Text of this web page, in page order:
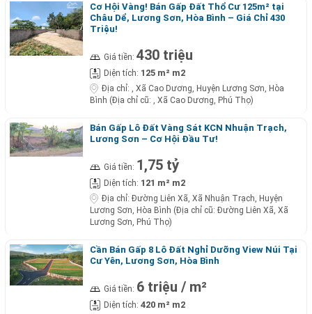
Cơ Hội Vàng! Bán Gấp Đất Thổ Cư 125m² tại
Châu Dể, Lương Sơn, Hòa Bình – Giá Chỉ 430
Triệu!
Giá tiền: 430 triệu
Diện tích: 125 m² m2
Địa chỉ:
, Xã Cao Dương, Huyện Lương Sơn, Hòa
Bình (Địa chỉ cũ: , Xã Cao Dương, Phú Thọ)
Bán Gấp Lô Đất Vàng Sát KCN Nhuận Trạch,
Lương Sơn – Cơ Hội Đầu Tư!
Giá tiền: 1,75 tỷ
Diện tích: 121 m² m2
Địa chỉ: Đường Liên Xã, Xã Nhuận Trạch, Huyện
Lương Sơn, Hòa Bình (Địa chỉ cũ: Đường Liên Xã, Xã
Lương Sơn, Phú Thọ)
Cần Bán Gấp 8 Lô Đất Nghỉ Dưỡng View Núi Tại
Cư Yên, Lương Sơn, Hòa Bình
Giá tiền: 6 triệu / m²
Diện tích: 420 m² m2